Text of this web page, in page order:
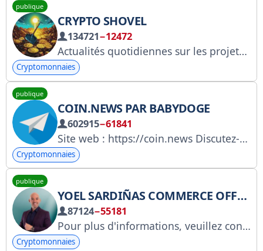
publique
CRYPTO SHOVEL
134721−12472
Actualités quotidiennes sur les projets prometteurs et intéressants, principalement les applications tactiles. Discussion : t.me/cryptolopatachat. Pour toute demande de collaboration, contactez @gemlopata.
Cryptomonnaies
publique
COIN.NEWS PAR BABYDOGE
602915−61841
Site web : https://coin.news Discutez-en avec : @coindotnews
Cryptomonnaies
publique
YOEL SARDIÑAS COMMERCE OFFICIEL
87124−55181
Pour plus d'informations, veuillez contacter l'administrateur : @YoelsardinasoficialAdmin https://youtube.com/@yoelsardinasvlogs?si=cmepTieQ_wctXvF3 Bienvenue sur ma chaîne
Cryptomonnaies